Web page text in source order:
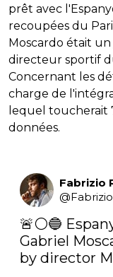
prêt avec
recoupées du
Moscardo était
directeur sportif
Concernant les
charge de
lequel toucherait
données.
Fabrizio
@
🚨⚪️🔵
Gabriel
by director